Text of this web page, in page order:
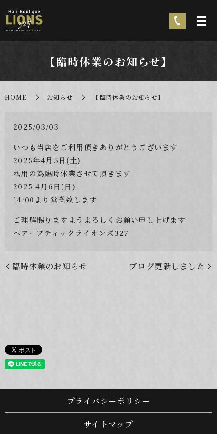
【臨時休業のお知らせ】
HOME お知らせ 【臨時休業のお知らせ】
2025/03/03
いつも当店をご利用頂きありがとうございます
2025年4月5日(土)
私用の為臨時休業させて頂きます
2025 4月6日(日)
14:00より営業致します
ご理解賜りますようよろしくお願い申し上げます
ヘアーブティックライオンズ327
臨時休業のお知らせ ブログ更新しました
プライバシーポリシー
サイトマップ